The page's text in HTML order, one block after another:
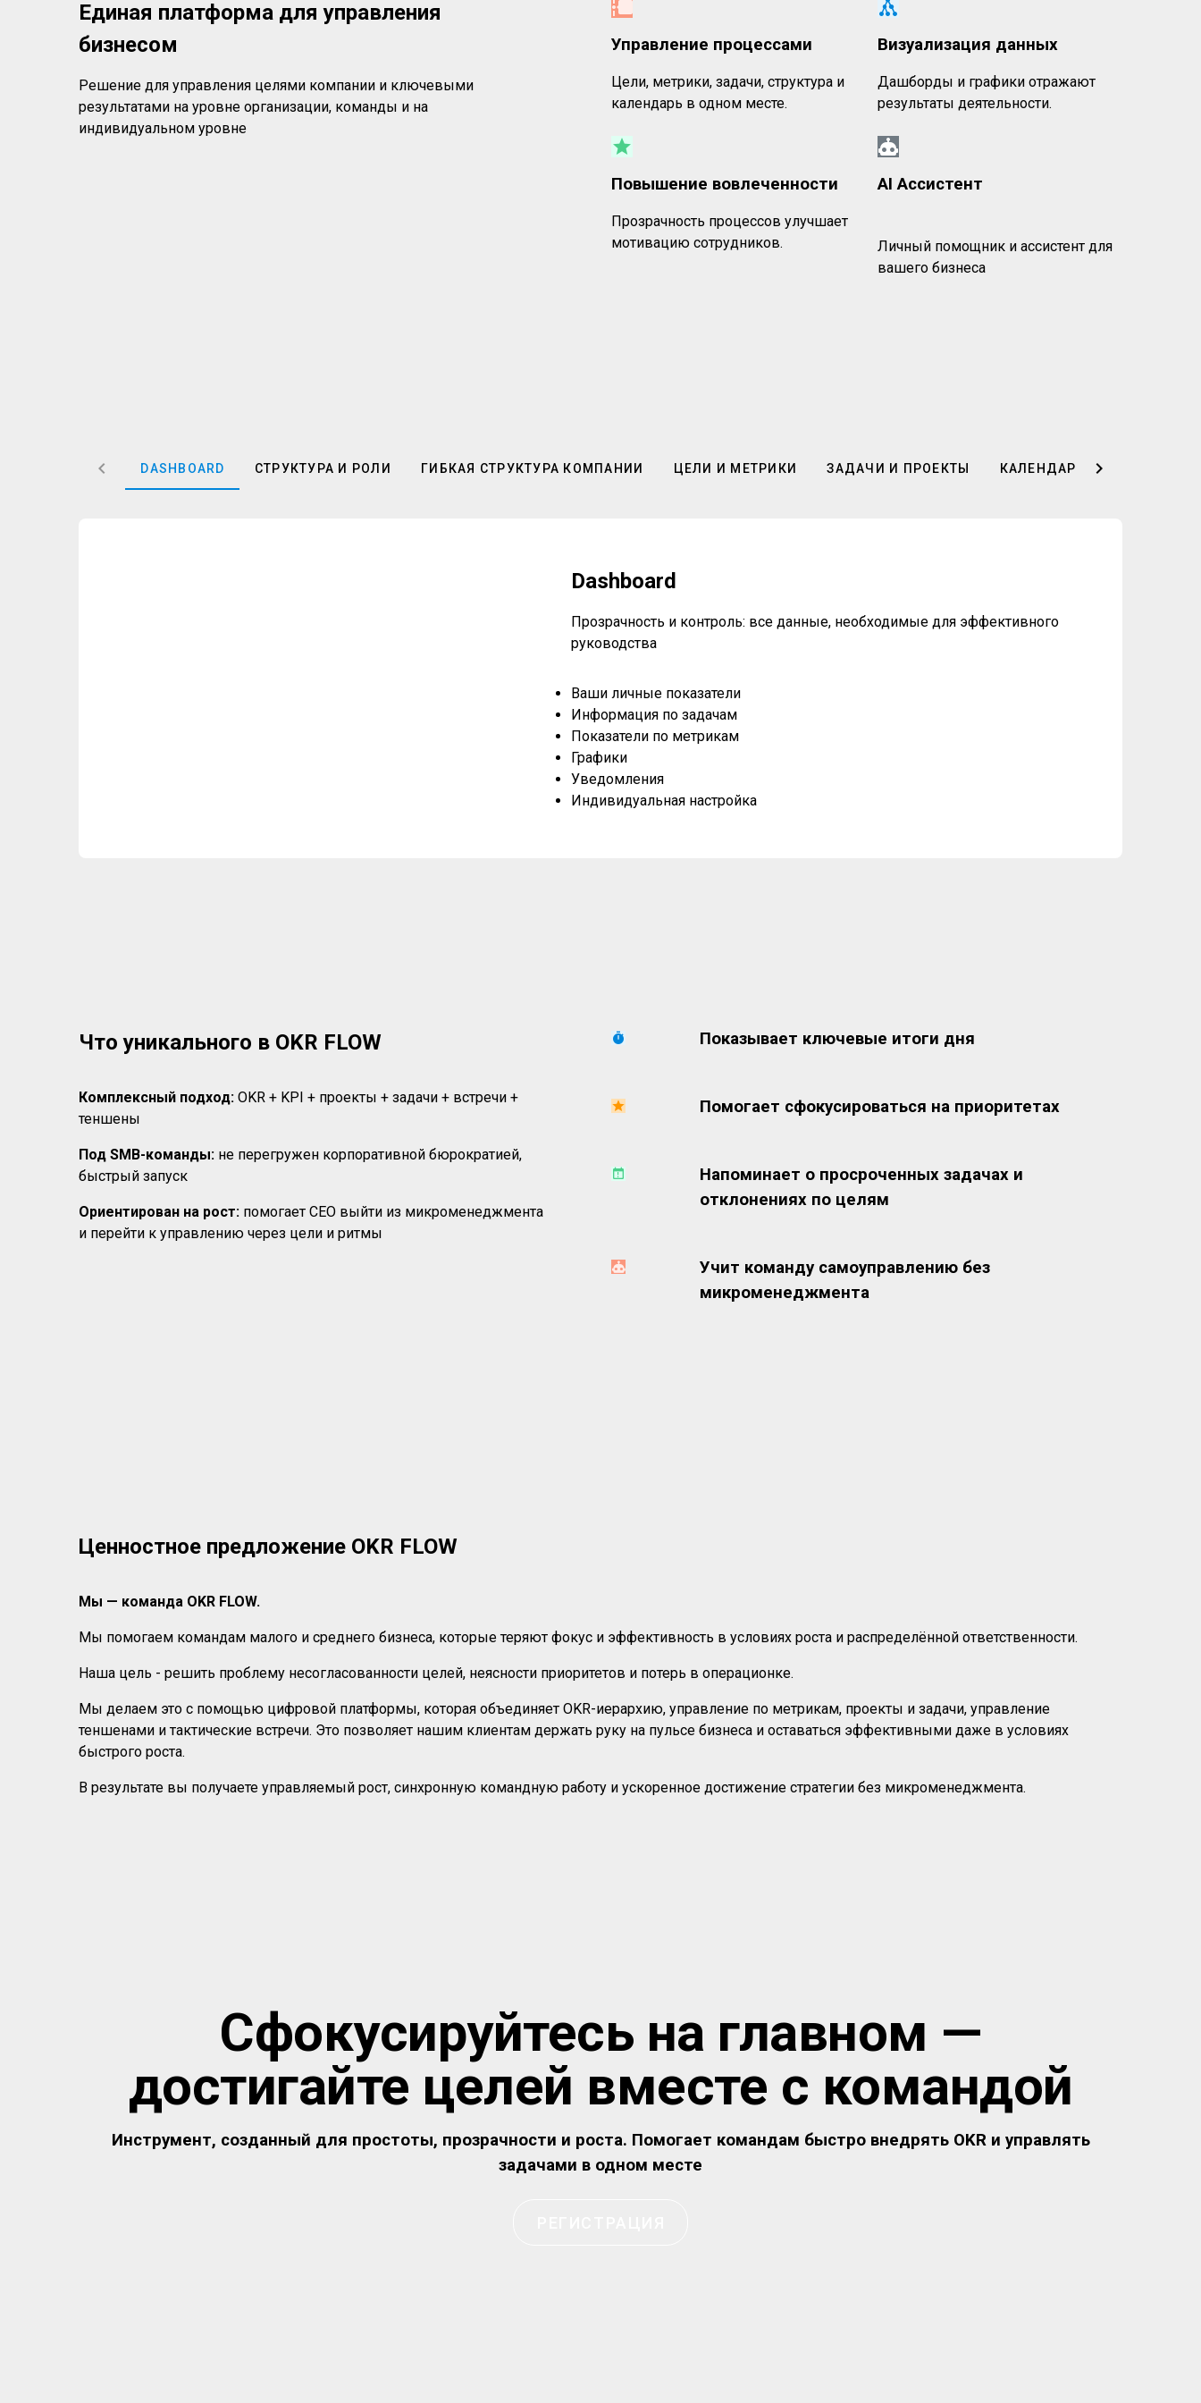
Единая платформа для управления
бизнесом
Решение для управления целями компании и ключевыми
результатами на уровне организации, команды и на
индивидуальном уровне
Управление процессами
Цели, метрики, задачи, структура и
календарь в одном месте.
Визуализация данных
Дашборды и графики отражают
результаты деятельности.
Повышение вовлеченности
Прозрачность процессов улучшает
мотивацию сотрудников.
AI Ассистент
Личный помощник и ассистент для
вашего бизнеса
DASHBOARD СТРУКТУРА И РОЛИ ГИБКАЯ СТРУКТУРА КОМПАНИИ ЦЕЛИ И МЕТРИКИ ЗАДАЧИ И ПРОЕКТЫ КАЛЕНДАРЬ И ТЕНШЕНЫ
Dashboard
Прозрачность и контроль: все данные, необходимые для эффективного
руководства
Ваши личные показатели
Информация по задачам
Показатели по метрикам
Графики
Уведомления
Индивидуальная настройка
Что уникального в OKR FLOW
Комплексный подход: OKR + KPI + проекты + задачи + встречи +
теншены
Под SMB-команды: не перегружен корпоративной бюрократией,
быстрый запуск
Ориентирован на рост: помогает CEO выйти из микроменеджмента
и перейти к управлению через цели и ритмы
Показывает ключевые итоги дня
Помогает сфокусироваться на приоритетах
Напоминает о просроченных задачах и
отклонениях по целям
Учит команду самоуправлению без
микроменеджмента
Ценностное предложение OKR FLOW
Мы — команда OKR FLOW.
Мы помогаем командам малого и среднего бизнеса, которые теряют фокус и эффективность в условиях роста и распределённой ответственности.
Наша цель - решить проблему несогласованности целей, неясности приоритетов и потерь в операционке.
Мы делаем это с помощью цифровой платформы, которая объединяет OKR-иерархию, управление по метрикам, проекты и задачи, управление
теншенами и тактические встречи. Это позволяет нашим клиентам держать руку на пульсе бизнеса и оставаться эффективными даже в условиях
быстрого роста.
В результате вы получаете управляемый рост, синхронную командную работу и ускоренное достижение стратегии без микроменеджмента.
Сфокусируйтесь на главном —
достигайте целей вместе с командой
Инструмент, созданный для простоты, прозрачности и роста. Помогает командам быстро внедрять OKR и управлять
задачами в одном месте